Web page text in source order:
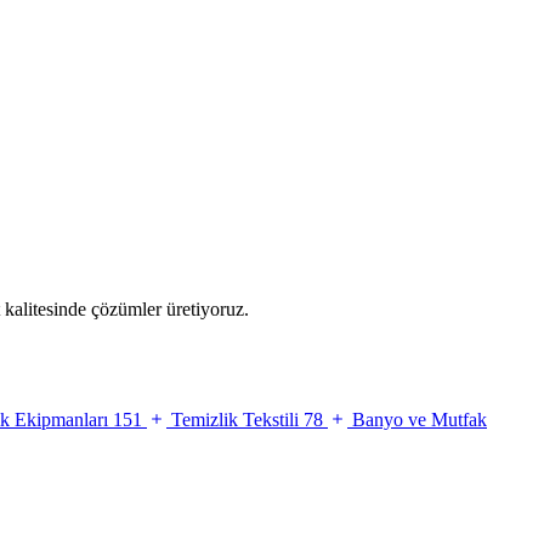
çözümler üretiyoruz.
Ekipmanları 151 Temizlik Tekstili 78
Banyo ve Mutfak